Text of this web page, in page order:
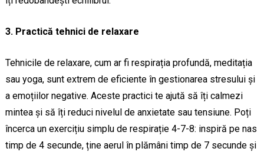
3. Practică tehnici de relaxare
Tehnicile de relaxare, cum ar fi respirația profundă, meditația
sau yoga, sunt extrem de eficiente în gestionarea stresului și
a emoțiilor negative. Aceste practici te ajută să îți calmezi
mintea și să îți reduci nivelul de anxietate sau tensiune. Poți
încerca un exercițiu simplu de respirație 4-7-8: inspiră pe nas
timp de 4 secunde, ține aerul în plămâni timp de 7 secunde și